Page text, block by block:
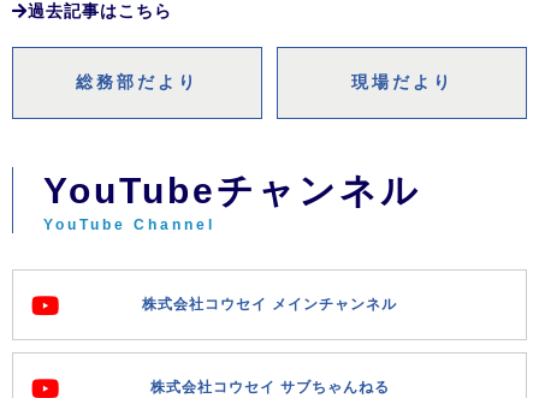
過去記事はこちら
総務部だより 現場だより
YouTubeチャンネル
YouTube Channel
株式会社コウセイ メインチャンネル
株式会社コウセイ サブちゃんねる